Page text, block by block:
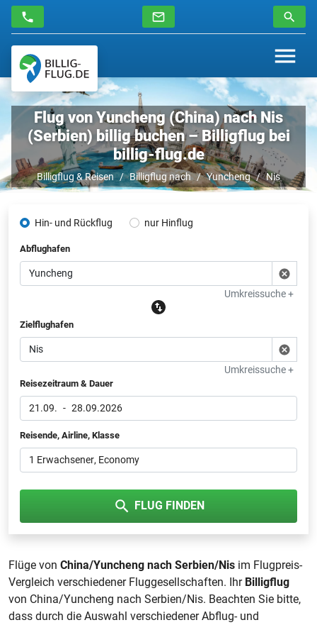
Flug von Yuncheng (China) nach Nis
(Serbien) billig buchen – Billigflug bei
billig-flug.de
Billigflug & Reisen Billigflug nach Yuncheng Nis
Hin- und Rückflug nur Hinflug
Abflughafen
Umkreissuche +
Zielflughafen
Umkreissuche +
Reisezeitraum & Dauer
21.09. - 28.09.2026
Reisende, Airline, Klasse
1 Erwachsener, Economy
FLUG FINDEN
Flüge von China/Yuncheng nach Serbien/Nis im Flugpreis-
Vergleich verschiedener Fluggesellschaften. Ihr Billigflug
von China/Yuncheng nach Serbien/Nis. Beachten Sie bitte,
dass durch die Auswahl verschiedener Abflug- und